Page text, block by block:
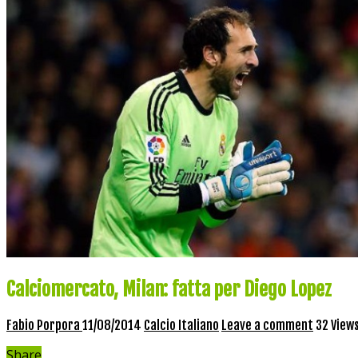
Calciomercato, Milan: fatta per Diego Lopez
Fabio Porpora 11/08/2014 Calcio Italiano Leave a comment 32